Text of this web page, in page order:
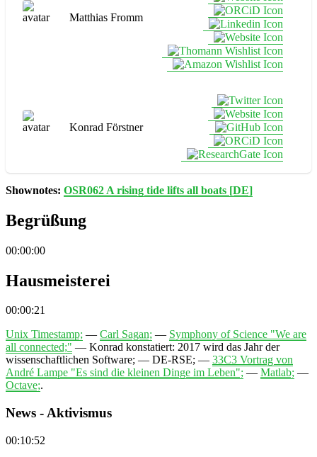
Matthias Fromm
Konrad Förstner
Shownotes: OSR062 A rising tide lifts all boats [DE]
Begrüßung
00:00:00
Hausmeisterei
00:00:21
Unix Timestamp; — Carl Sagan; — Symphony of Science "We are
all connected;" — Konrad konstatiert: 2017 wird das Jahr der
wissenschaftlichen Software; — DE-RSE; — 33C3 Vortrag von
André Lampe "Es sind die kleinen Dinge im Leben"; — Matlab; —
Octave;.
News - Aktivismus
00:10:52